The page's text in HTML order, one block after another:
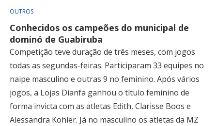
OUTROS
Conhecidos os campeões do municipal de
dominó de Guabiruba
Competição teve duração de três meses, com jogos
todas as segundas-feiras. Participaram 33 equipes no
naipe masculino e outras 9 no feminino. Após vários
jogos, a Lojas Dianfa ganhou o título feminino de
forma invicta com as atletas Edith, Clarisse Boos e
Alessandra Kohler. Já no masculino os atletas da MZ